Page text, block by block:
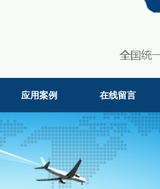
应用案例 在线留言